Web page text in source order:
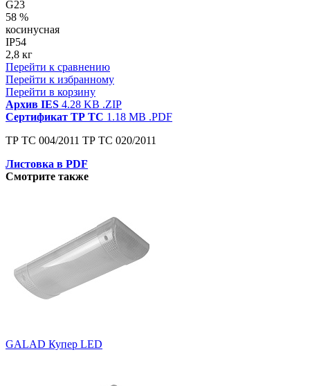
G23
58 %
косинусная
IP54
2,8 кг
Перейти к сравнению
Перейти к избранному
Перейти в корзину
Архив IES 4.28 KB .ZIP
Сертификат ТР ТС 1.18 MB .PDF
ТР ТС 004/2011 ТР ТС 020/2011
Листовка в PDF
Смотрите также
GALAD Купер LED